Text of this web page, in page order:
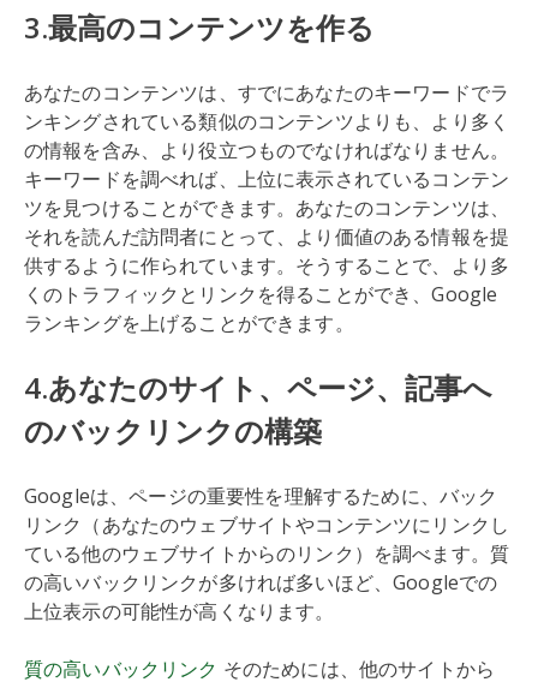
3.最高のコンテンツを作る
あなたのコンテンツは、すでにあなたのキーワードでラ
ンキングされている類似のコンテンツよりも、より多く
の情報を含み、より役立つものでなければなりません。
キーワードを調べれば、上位に表示されているコンテン
ツを見つけることができます。あなたのコンテンツは、
それを読んだ訪問者にとって、より価値のある情報を提
供するように作られています。そうすることで、より多
くのトラフィックとリンクを得ることができ、Google
ランキングを上げることができます。
4.あなたのサイト、ページ、記事へ
のバックリンクの構築
Googleは、ページの重要性を理解するために、バック
リンク（あなたのウェブサイトやコンテンツにリンクし
ている他のウェブサイトからのリンク）を調べます。質
の高いバックリンクが多ければ多いほど、Googleでの
上位表示の可能性が高くなります。
質の高いバックリンク そのためには、他のサイトから